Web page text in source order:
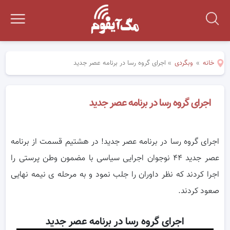
خانه » وبگردی » اجرای گروه رسا در برنامه عصر جدید
اجرای گروه رسا در برنامه عصر جدید
اجرای گروه رسا در برنامه عصر جدید! در هشتیم قسمت از برنامه
عصر جدید ۴۴ نوجوان اجرایی سیاسی با مضمون وطن پرستی را
اجرا کردند که نظر داوران را جلب نمود و به مرحله ی نیمه نهایی
صعود کردند.
اجرای گروه رسا در برنامه عصر جدید